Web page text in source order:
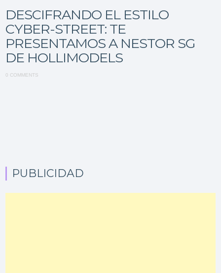
DESCIFRANDO EL ESTILO
CYBER-STREET: TE
PRESENTAMOS A NESTOR SG
DE HOLLIMODELS
0 COMMENTS
PUBLICIDAD